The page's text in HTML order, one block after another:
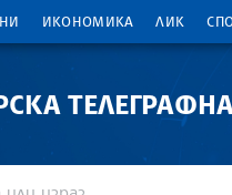
ИКОНОМИКА ЛИК